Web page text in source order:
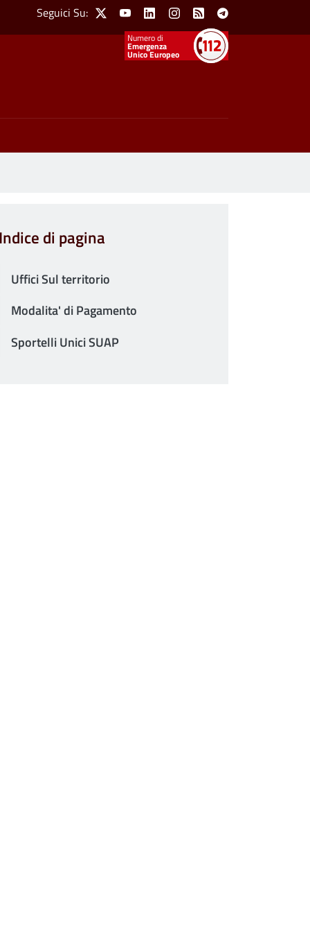
Social Menu
Seguici Su: X YoutubeLinkedinInstagram
Feed Telegram
Emergenza
Unico Europeo
Indice di pagina
Uffici Sul territorio
Modalita' di Pagamento
Sportelli Unici SUAP